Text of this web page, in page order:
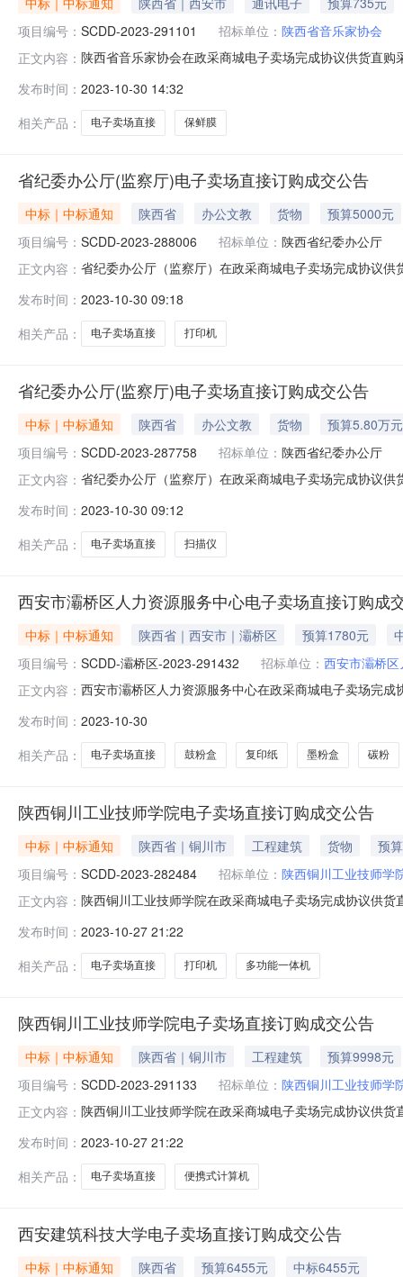
项目编号： SCDD-2023-291101 招标单位： 陕西省音乐家协会
正文内容： 陕西省音乐家协会在政采商城电子卖场完成协议供货直
直购)二、采购结果成交供应商：珠海纳思达智数电子商
发布时间： 2023-10-30 14:32
相关产品：
电子卖场直接 保鲜膜
省纪委办公厅(监察厅)电子卖场直接订购成交公告
中标｜中标通知 陕西省 办公文教 货物
预算5000元
项目编号： SCDD-2023-288006 招标单位： 陕西省纪委办公厅
正文内容： 省纪委办公厅（监察厅）在政采商城电子卖场完成协议
式：电子卖场（超市直购)二、采购结果成交供应商：西
发布时间： 2023-10-30 09:18
相关产品：
电子卖场直接 打印机
省纪委办公厅(监察厅)电子卖场直接订购成交公告
中标｜中标通知 陕西省 办公文教 货物
预算5.80万元
项目编号： SCDD-2023-287758 招标单位： 陕西省纪委办公厅
正文内容： 省纪委办公厅（监察厅）在政采商城电子卖场完成协议
式：电子卖场（超市直购)二、采购结果成交供应商：西
发布时间： 2023-10-30 09:12
相关产品：
电子卖场直接 扫描仪
西安市灞桥区人力资源服务中心电子卖场直接订购成
中标｜中标通知 陕西省｜西安市｜灞桥区 预算1780元
项目编号： SCDD-灞桥区-2023-291432 招标单位： 西安市灞桥
正文内容： 西安市灞桥区人力资源服务中心在政采商城电子卖场完
40117采购方式：电子卖场（超市直购)二、采购结果成
发布时间： 2023-10-30
相关产品：
电子卖场直接 鼓粉盒 复印纸 墨粉盒 碳粉
陕西铜川工业技师学院电子卖场直接订购成交公告
中标｜中标通知 陕西省｜铜川市 工程建筑 货物
预
项目编号： SCDD-2023-282484 招标单位： 陕西铜川工业技师学
正文内容： 陕西铜川工业技师学院在政采商城电子卖场完成协议供
卖场（超市直购)二、采购结果成交供应商：陕西诚智信
发布时间： 2023-10-27 21:22
相关产品：
电子卖场直接 打印机 多功能一体机
陕西铜川工业技师学院电子卖场直接订购成交公告
中标｜中标通知 陕西省｜铜川市 工程建筑
预算9998元
项目编号： SCDD-2023-291133 招标单位： 陕西铜川工业技师学
正文内容： 陕西铜川工业技师学院在政采商城电子卖场完成协议供
卖场（超市直购)二、采购结果成交供应商：陕西诚智信
发布时间： 2023-10-27 21:22
相关产品：
电子卖场直接 便携式计算机
西安建筑科技大学电子卖场直接订购成交公告
中标｜中标通知 陕西省 预算6455元
中标6455元